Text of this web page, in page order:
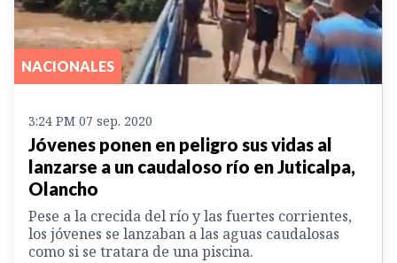
NACIONALES
3:24 PM 07 sep. 2020
Jóvenes ponen en peligro sus vidas al
lanzarse a un caudaloso río en Juticalpa,
Olancho
Pese a la crecida del río y las fuertes corrientes,
los jóvenes se lanzaban a las aguas caudalosas
como si se tratara de una piscina.